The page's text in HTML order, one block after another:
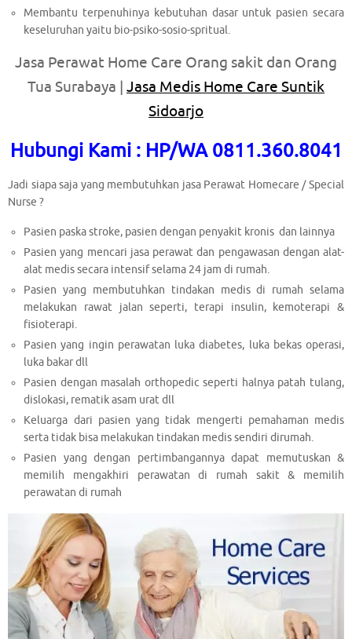
Membantu terpenuhinya kebutuhan dasar untuk pasien secara
keseluruhan yaitu bio-psiko-sosio-spritual.
Jasa Perawat Home Care Orang sakit dan Orang
Tua Surabaya | Jasa Medis Home Care Suntik
Sidoarjo
Hubungi Kami : HP/WA 0811.360.8041
Jadi siapa saja yang membutuhkan jasa Perawat Homecare / Special
Nurse ?
Pasien paska stroke, pasien dengan penyakit kronis dan lainnya
Pasien yang mencari jasa perawat dan pengawasan dengan alat-
alat medis secara intensif selama 24 jam di rumah.
Pasien yang membutuhkan tindakan medis di rumah selama
melakukan rawat jalan seperti, terapi insulin, kemoterapi &
fisioterapi.
Pasien yang ingin perawatan luka diabetes, luka bekas operasi,
luka bakar dll
Pasien dengan masalah orthopedic seperti halnya patah tulang,
dislokasi, rematik asam urat dll
Keluarga dari pasien yang tidak mengerti pemahaman medis
serta tidak bisa melakukan tindakan medis sendiri dirumah.
Pasien yang dengan pertimbangannya dapat memutuskan &
memilih mengakhiri perawatan di rumah sakit & memilih
perawatan di rumah